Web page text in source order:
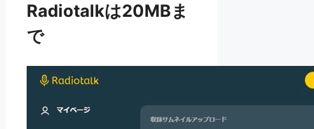
Radiotalkは20MBま
で